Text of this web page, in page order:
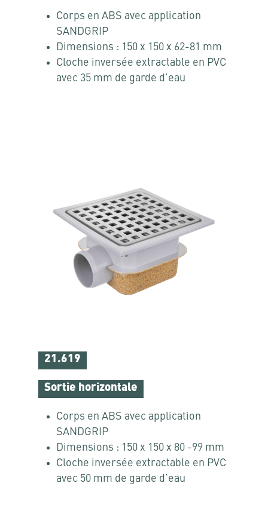
Corps en ABS avec application
SANDGRIP
Dimensions : 150 x 150 x 62-81 mm
Cloche inversée extractable en PVC
avec 35 mm de garde d’eau
21.619
Sortie horizontale
Corps en ABS avec application
SANDGRIP
Dimensions : 150 x 150 x 80 -99 mm
Cloche inversée extractable en PVC
avec 50 mm de garde d’eau